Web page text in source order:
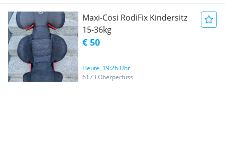
Maxi-Cosi RodiFix Kindersitz
15-36kg
€ 50
Heute, 19:26 Uhr
6173 Oberperfuss